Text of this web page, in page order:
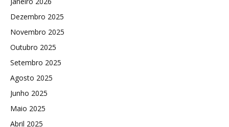
Dezembro 2025
Novembro 2025
Outubro 2025
Setembro 2025
Agosto 2025
Junho 2025
Maio 2025
Abril 2025